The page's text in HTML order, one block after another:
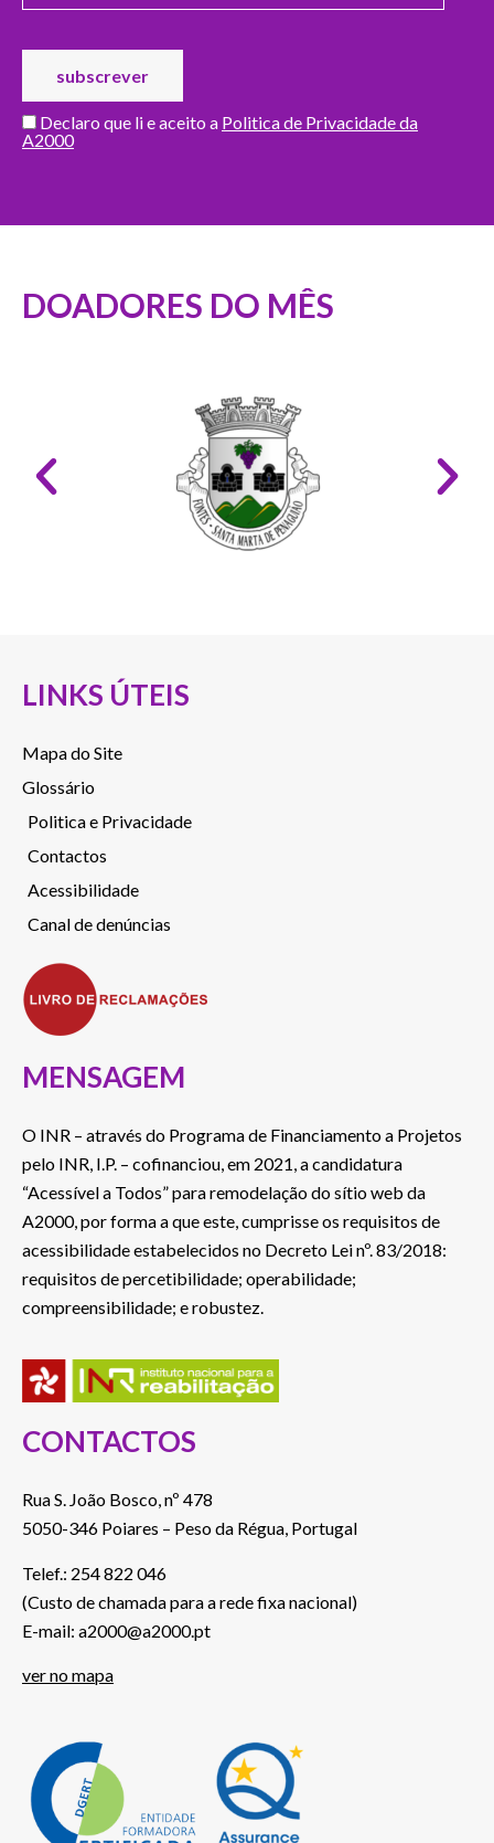
Declaro que li e aceito a Politica de Privacidade da
A2000
DOADORES DO MÊS
LINKS ÚTEIS
Mapa do Site
Glossário
Politica e Privacidade
Contactos
Acessibilidade
Canal de denúncias
MENSAGEM
O INR – através do Programa de Financiamento a Projetos
pelo INR, I.P. – cofinanciou, em 2021, a candidatura
“Acessível a Todos” para remodelação do sítio web da
A2000, por forma a que este, cumprisse os requisitos de
acessibilidade estabelecidos no Decreto Lei nº. 83/2018:
requisitos de percetibilidade; operabilidade;
compreensibilidade; e robustez.
CONTACTOS
Rua S. João Bosco, nº 478
5050-346 Poiares – Peso da Régua, Portugal
Telef.: 254 822 046
(Custo de chamada para a rede fixa nacional)
E-mail: a2000@a2000.pt
ver no mapa